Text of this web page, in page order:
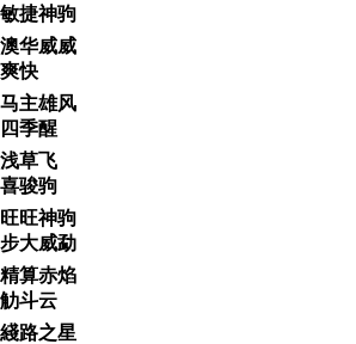
捷神驹
华威威
快
主雄风
季醒
草飞
骏驹
旺神驹
大威勐
算赤焰
斗云
路之星